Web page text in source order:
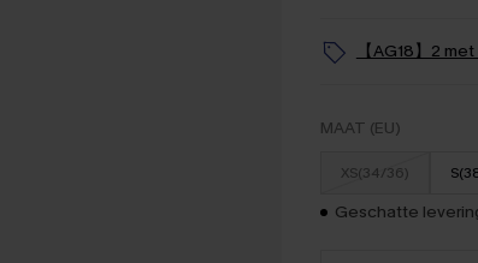
【AG18】2
MAAT (EU)
XS(34/36)
Geschatte